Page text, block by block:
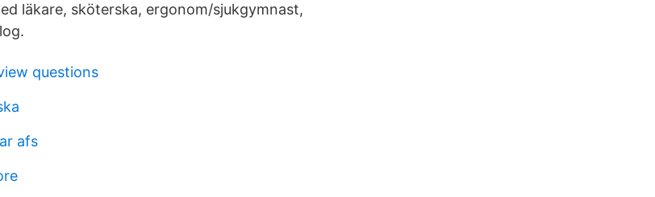
läkare, sköterska, ergonom/sjukgymnast,
questions
afs